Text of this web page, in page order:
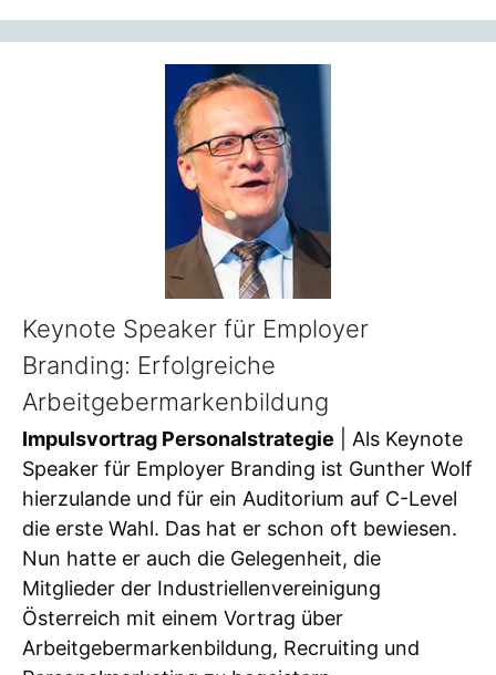
Keynote Speaker für Employer
Branding: Erfolgreiche
Arbeitgebermarkenbildung
Impulsvortrag Personalstrategie | Als Keynote
Speaker für Employer Branding ist Gunther Wolf
hierzulande und für ein Auditorium auf C-Level
die erste Wahl. Das hat er schon oft bewiesen.
Nun hatte er auch die Gelegenheit, die
Mitglieder der Industriellenvereinigung
Österreich mit einem Vortrag über
Arbeitgebermarkenbildung, Recruiting und